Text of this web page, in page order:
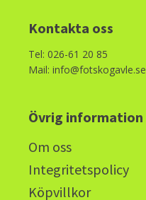
Kontakta oss
Tel: 026-61 20 85
Mail: info@fotskogavle.se
Övrig information
Om oss
Integritetspolicy
Köpvillkor